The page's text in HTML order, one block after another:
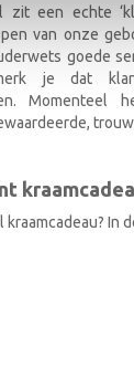
zit een echte
van onze
goede
je dat
Momenteel
In